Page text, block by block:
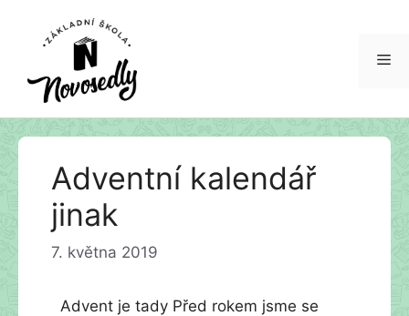
Přeskočit
Adventní kalendář
jinak
7. května 2019
Advent je tady Před rokem jsme se